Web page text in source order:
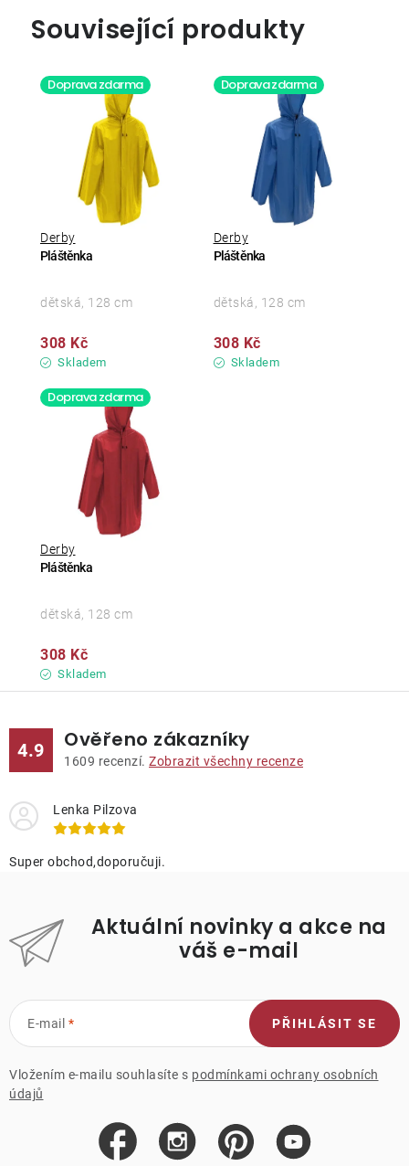
Související produkty
Doprava zdarma
Pláštěnka
Derby
Skladem
308 Kč
dětská, 128 cm
Doprava zdarma
Pláštěnka
Derby
Skladem
308 Kč
dětská, 128 cm
Doprava zdarma
Pláštěnka
Derby
Skladem
308 Kč
dětská, 128 cm
4.9 Ověřeno zákazníky
1609 recenzí. Zobrazit všechny recenze
Lenka Pilzova
Super obchod,doporučuji.
Aktuální novinky a akce na
váš e-mail
E-mail
Vložením e-mailu souhlasíte s podmínkami ochrany osobních
údajů
PŘIHLÁSIT SE